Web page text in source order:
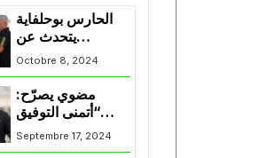
الحارس بوحلفاية
يتحدث عن
طموحاته مع
المنتخب و شباب
قسنطينة
Octobre 8, 2024
مضوي يصرّح:
“أتمنى التوفيق
لممثلي الكرة
الجزائرية في
Septembre 17, 2024